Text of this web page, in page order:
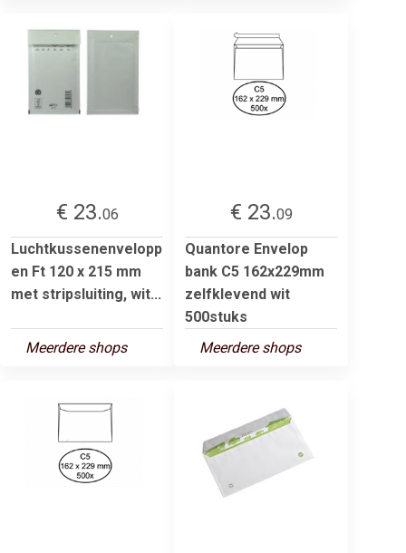
€ 23.06
Luchtkussenenvelopp
en Ft 120 x 215 mm
met stripsluiting, wit...
Meerdere shops
€ 23.09
Quantore Envelop
bank C5 162x229mm
zelfklevend wit
500stuks
Meerdere shops